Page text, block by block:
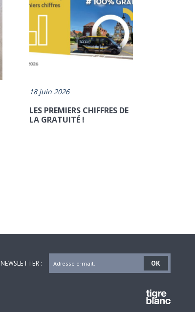
18 juin 2026
LES PREMIERS CHIFFRES DE
LA GRATUITÉ !
NEWSLETTER : OK